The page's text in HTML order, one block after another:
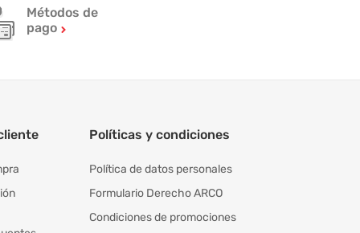
Métodos de
pago
Políticas y condiciones
Política de datos personales
Formulario Derecho ARCO
Condiciones de promociones